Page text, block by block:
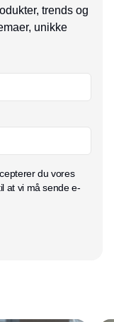
trends og
unikke
du vores
at vi må sende e-